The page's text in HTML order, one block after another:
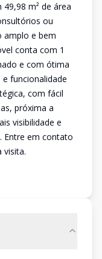
m² de área
ou
amplo e bem
conta com 1
e com ótima
funcionalidade
com fácil
próxima a
visibilidade e
Entre em contato
visita.